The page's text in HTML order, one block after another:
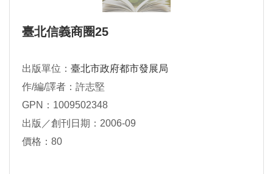
臺北信義商圈25
出版單位： 臺北市政府都市發展局
作/編/譯者：許志堅
GPN：1009502348
出版／創刊日期：2006-09
價格：80